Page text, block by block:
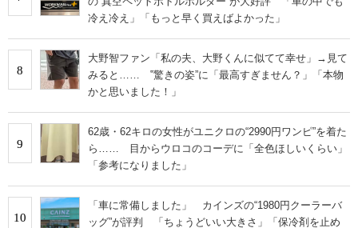
冷え冷え」「もっと早く買えばよかった」
8
大野智ファン「私の夫、大野くんに似てて幸せ」→見て
みると…… ‟驚きの姿”に「最高すぎません？」「本物
かと思いました！」
9
62歳・62キロの女性がユニクロの“2990円ワンピ”を着た
ら…… 目からウロコのコーデに「全色ほしいくらい」
「参考になりました」
10
「車に常備しました」 カインズの“1980円クーラーバ
ッグ”が評判 「ちょうどいい大きさ」「保冷剤を止め